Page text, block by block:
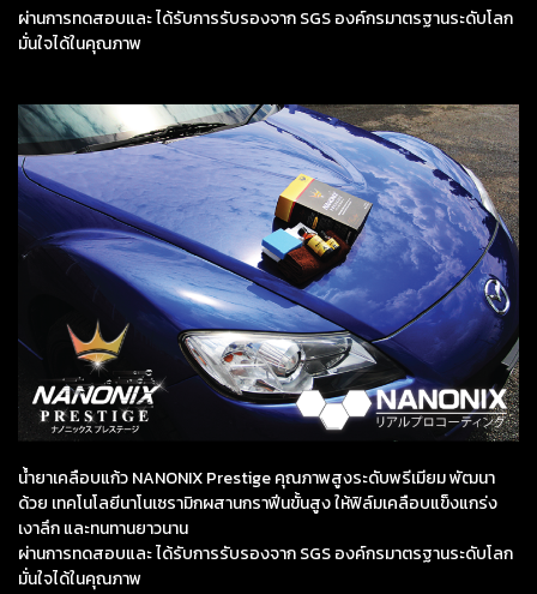
ผ่านการทดสอบและ ได้รับการรับรองจาก SGS องค์กรมาตรฐานระดับโลก
มั่นใจได้ในคุณภาพ
น้ำยาเคลือบแก้ว NANONIX Prestige คุณภาพสูงระดับพรีเมียม พัฒนา
ด้วย เทคโนโลยีนาโนเซรามิกผสานกราฟีนขั้นสูง ให้ฟิล์มเคลือบแข็งแกร่ง
เงาลึก และทนทานยาวนาน
ผ่านการทดสอบและ ได้รับการรับรองจาก SGS องค์กรมาตรฐานระดับโลก
มั่นใจได้ในคุณภาพ